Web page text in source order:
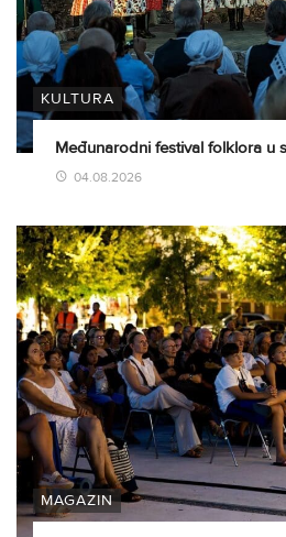
KULTURA
Međunarodni festival folklora u
04.08.2026
MAGAZIN